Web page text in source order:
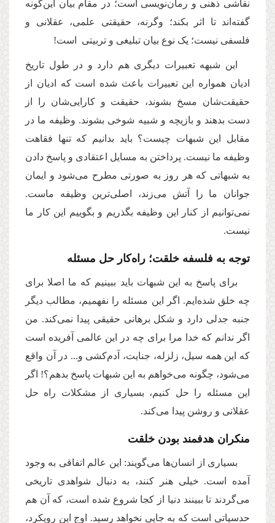
نقاشی ذهنی و رمان‌نویسی است؛ در مقام بیان این‌گونه
گفته‌اند تا اثر بکند؛ وگرنه، حقیقتی علمی، عقلانی و
فلسفی نیست؛ یک نوع بیان تبلیغی و تربیتی است!
این شبهه تعبیرات دیگری هم دارد و در طول تاریخ
ادیان همواره این تعبیرات باعث شده است که ادیان از
حقیقت‌شان مسخ بشوند، حقیقت و کارایی‌شان را از
دست بدهند و بازیچه و شبیه شوخی بشوند. وظیفه ما در
مقابل این شبهات چیست؟ باید بدانیم که تنها فقاهت
وظیفه ما نیست. پرداختن به مسایل اعتقادی و پاسخ دادن
به شبهاتی که هر روز به صورتی مطرح می‌شود و ایمان
جوانان ما را آتش می‌زند، اصلی‌ترین وظیفه ماست.
نمی‌توانیم از کنار این وظیفه بگذریم و بگوییم این کار ما
نیست.
توجه به فلسفه خلقت؛ راه‌کار حل مسئله
برای پاسخ به این شبهات باید ببینیم که ما اصلا برای
چه خلق شده‌ایم. اگر این مسئله را نفهمیم، مطالب دیگر
جنبه جدلی دارد و شکل برهانی حقیقی پیدا نمی‌کند. من
اگر ندانم که خدا مرا برای چه در این عالمی آفریده است
که این همه سیل، زلزله، جنایت، آدم‌کشی‌ و... در آن واقع
می‌شود، چگونه می‌خواهم به این شبهات پاسخ بدهم؟! اگر
این مسئله را حل کنیم، بسیاری از مشکلات راه حل
عقلانی و روشن پیدا می‌کند.
منکران هدفمند بودن خلقت
بسیاری از انسان‌ها می‌گویند: این عالم اتفاقی به وجود
آمده است. خیلی هنر کنند، به دنبال شواهدی تاریخی
می‌گردند تا ببینند دنیا از کجا شروع شده است، که آن هم
حدسیاتی است که به جایی نخواهد رسید. اوج این رویکرد،